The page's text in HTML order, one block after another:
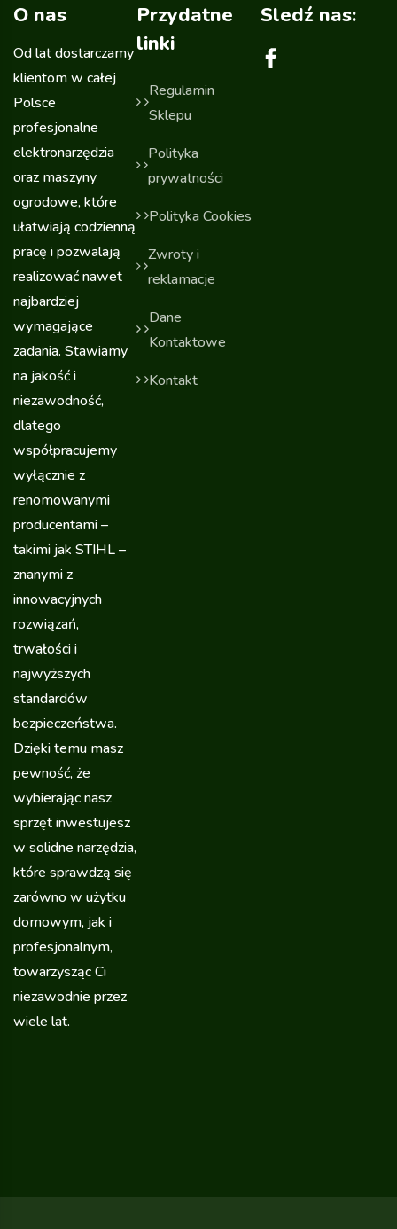
O nas
Od lat dostarczamy
klientom w całej
Polsce
profesjonalne
elektronarzędzia
oraz maszyny
ogrodowe, które
ułatwiają codzienną
pracę i pozwalają
realizować nawet
najbardziej
wymagające
zadania. Stawiamy
na jakość i
niezawodność,
dlatego
współpracujemy
wyłącznie z
renomowanymi
producentami –
takimi jak STIHL –
znanymi z
innowacyjnych
rozwiązań,
trwałości i
najwyższych
standardów
bezpieczeństwa.
Dzięki temu masz
pewność, że
wybierając nasz
sprzęt inwestujesz
w solidne narzędzia,
które sprawdzą się
zarówno w użytku
domowym, jak i
profesjonalnym,
towarzysząc Ci
niezawodnie przez
wiele lat.
Przydatne
linki
Regulamin
Sklepu
Polityka
prywatności
Polityka Cookies
Zwroty i
reklamacje
Dane
Kontaktowe
Kontakt
Sledź nas: